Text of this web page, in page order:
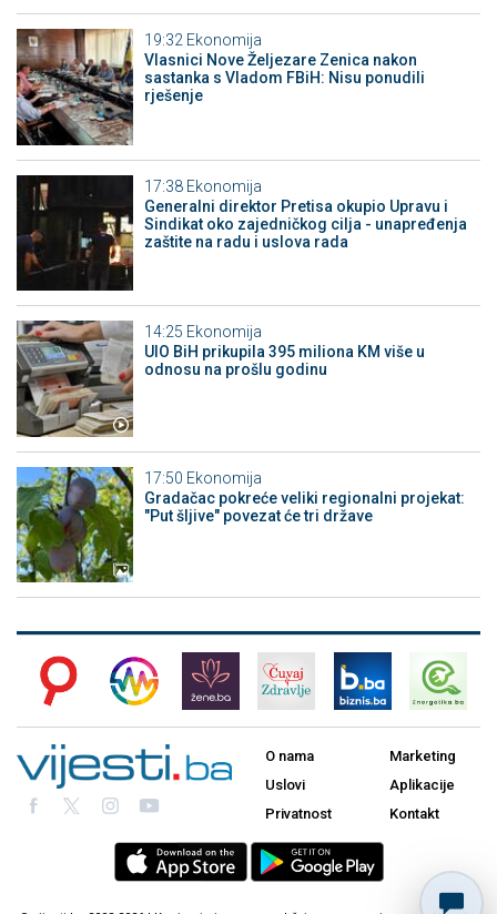
19:32 Ekonomija
Vlasnici Nove Željezare Zenica nakon
sastanka s Vladom FBiH: Nisu ponudili
rješenje
17:38 Ekonomija
Generalni direktor Pretisa okupio Upravu i
Sindikat oko zajedničkog cilja - unapređenja
zaštite na radu i uslova rada
14:25 Ekonomija
UIO BiH prikupila 395 miliona KM više u
odnosu na prošlu godinu
17:50 Ekonomija
Gradačac pokreće veliki regionalni projekat:
"Put šljive" povezat će tri države
O nama
Uslovi
Privatnost
Marketing
Aplikacije
Kontakt